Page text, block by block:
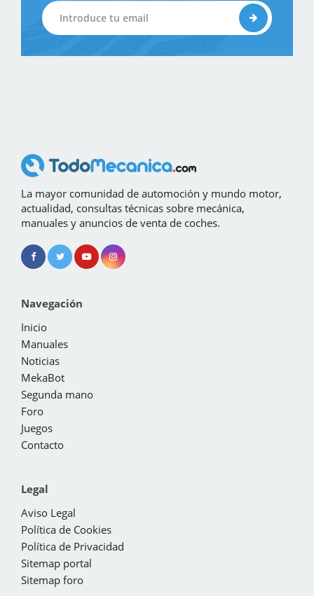
La mayor comunidad de automoción y mundo motor,
actualidad, consultas técnicas sobre mecánica,
manuales y anuncios de venta de coches.
Navegación
Inicio
Manuales
Noticias
MekaBot
Segunda mano
Foro
Juegos
Contacto
Legal
Aviso Legal
Política de Cookies
Política de Privacidad
Sitemap portal
Sitemap foro